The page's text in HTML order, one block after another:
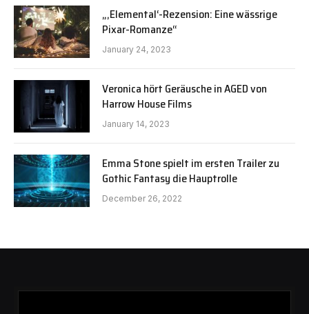
„‚Elemental‘-Rezension: Eine wässrige
Pixar-Romanze“
January 24, 2023
Veronica hört Geräusche in AGED von
Harrow House Films
January 14, 2023
Emma Stone spielt im ersten Trailer zu
Gothic Fantasy die Hauptrolle
December 26, 2022